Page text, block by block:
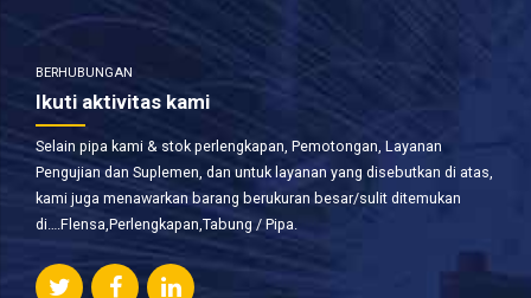
BERHUBUNGAN
Ikuti aktivitas kami
Selain pipa kami & stok perlengkapan, Pemotongan, Layanan
Pengujian dan Suplemen, dan untuk layanan yang disebutkan di atas,
kami juga menawarkan barang berukuran besar/sulit ditemukan
di….Flensa,Perlengkapan,Tabung / Pipa.